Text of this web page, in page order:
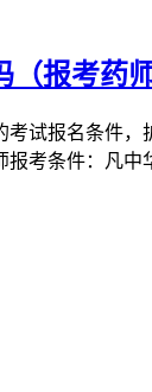
报考药
试报名条件
考条件：凡中